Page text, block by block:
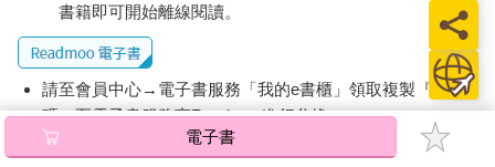
書籍即可開始離線閱讀。
請至會員中心→電子書服務「我的e書櫃」領取複製『兌換
碼』至電子書服務商Readmoo進行兌換。
退換貨須知：
電子書